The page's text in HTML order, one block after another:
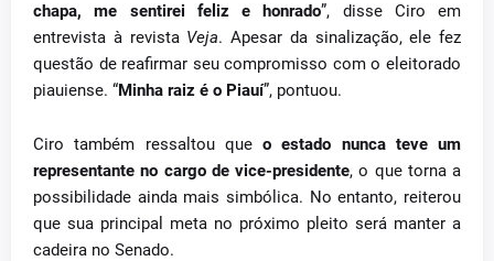
chapa, me sentirei feliz e honrado”, disse Ciro em
entrevista à revista Veja. Apesar da sinalização, ele fez
questão de reafirmar seu compromisso com o eleitorado
piauiense. “Minha raiz é o Piauí”, pontuou.
Ciro também ressaltou que o estado nunca teve um
representante no cargo de vice-presidente, o que torna a
possibilidade ainda mais simbólica. No entanto, reiterou
que sua principal meta no próximo pleito será manter a
cadeira no Senado.